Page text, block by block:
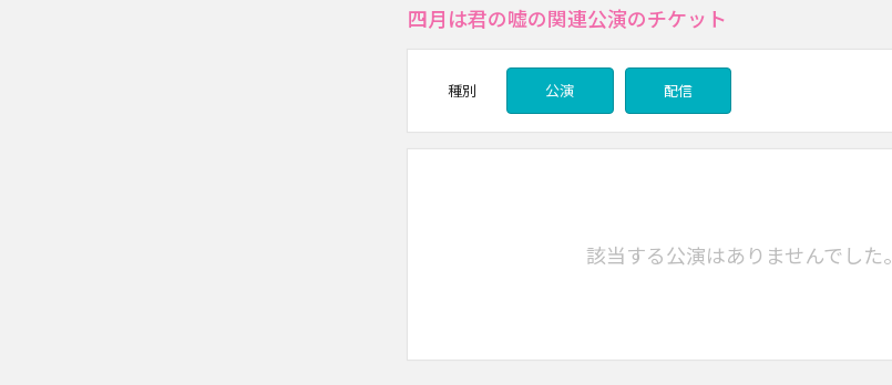
四月は君の嘘の関連公演のチケット
種別 公演 配信
該当する公演はありませんでした。